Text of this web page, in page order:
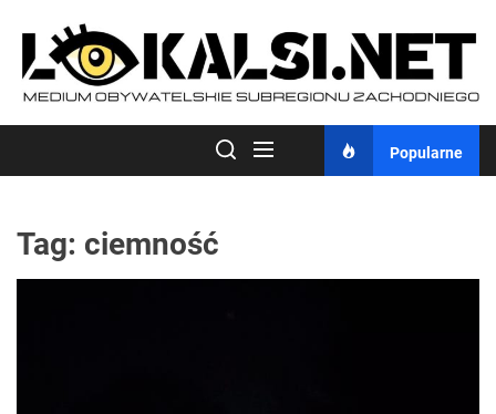
content
Popularne
Tag: ciemność